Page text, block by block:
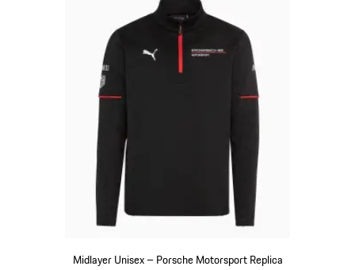
Midlayer Unisex – Porsche Motorsport Replica